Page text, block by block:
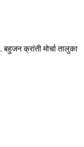
क्रांती मोर्चा तालुका